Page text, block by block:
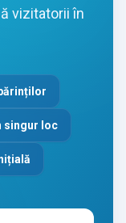
vizitatorii în
singur loc